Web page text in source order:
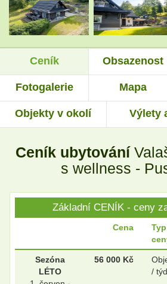
Ceník Obsazenost
Fotogalerie Mapa
Objekty v okolí Výlety
Ceník ubytování
s wellness -
Základní CENÍK - ceny
Cena
Typ
Sezóna
LÉTO
56 000 Kč
/